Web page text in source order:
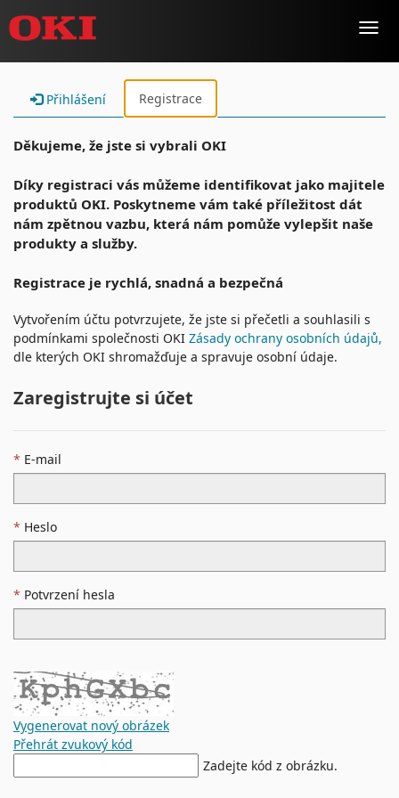
Přihlášení Registrace
Děkujeme, že jste si vybrali OKI
Díky registraci vás můžeme identifikovat jako majitele
produktů OKI. Poskytneme vám také příležitost dát
nám zpětnou vazbu, která nám pomůže vylepšit naše
produkty a služby.
Registrace je rychlá, snadná a bezpečná
Vytvořením účtu potvrzujete, že jste si přečetli a souhlasili s
podmínkami společnosti OKI Zásady ochrany osobních údajů,
dle kterých OKI shromažďuje a spravuje osobní údaje.
Zaregistrujte si účet
E-mail
Heslo
Potvrzení hesla
Vygenerovat nový obrázek
Přehrát zvukový kód
obrázek
Zadejte kód z obrázku.